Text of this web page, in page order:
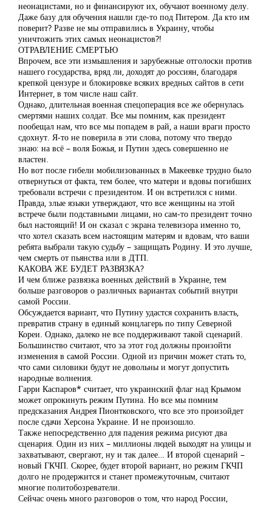
неонацистами, но и финансируют их, обучают военному делу.
Даже базу для обучения нашли где-то под Питером. Да кто им
поверит? Разве не мы отправились в Украину, чтобы
уничтожить этих самых неонацистов?!
ОТРАВЛЕНИЕ СМЕРТЬЮ
Впрочем, все эти измышления и зарубежные отголоски против
нашего государства, вряд ли, доходят до россиян, благодаря
крепкой цензуре и блокировке всяких вредных сайтов в сети
Интернет, в том числе наш сайт.
Однако, длительная военная спецоперация все же обернулась
смертями наших солдат. Все мы помним, как президент
пообещал нам, что все мы попадем в рай, а наши враги просто
сдохнут. Я-то не поверила в эти слова, потому что твердо
знаю: на всё – воля Божья, и Путин здесь совершенно не
властен.
Но вот после гибели мобилизованных в Макеевке трудно было
отвернуться от факта, тем более, что матери и вдовы погибших
требовали встречи с президентом. И он встретился с ними.
Правда, злые языки утверждают, что все женщины на этой
встрече были подставными лицами, но сам-то президент точно
был настоящий! И он сказал с экрана телевизора именно то,
что хотел сказать всем настоящим матерям и вдовам, что ваши
ребята выбрали такую судьбу – защищать Родину. И это лучше,
чем смерть от пьянства или в ДТП.
КАКОВА ЖЕ БУДЕТ РАЗВЯЗКА?
И чем ближе развязка военных действий в Украине, тем
больше разговоров о различных вариантах событий внутри
самой России.
Обсуждается вариант, что Путину удастся сохранить власть,
превратив страну в единый концлагерь по типу Северной
Кореи. Однако, далеко не все поддерживают такой сценарий.
Большинство считают, что за этот год должны произойти
изменения в самой России. Одной из причин может стать то,
что сами силовики будут не довольны и могут допустить
народные волнения.
Гарри Каспаров* считает, что украинский флаг над Крымом
может опрокинуть режим Путина. Но все мы помним
предсказания Андрея Пионтковского, что все это произойдет
после сдачи Херсона Украине. И не произошло.
Также непосредственно для падения режима рисуют два
сценария. Один из них – миллионы людей выходят на улицы и
захватывают, свергают, ну и так далее… И второй сценарий –
новый ГКЧП. Скорее, будет второй вариант, но режим ГКЧП
долго не продержится и станет промежуточным, считают
многие политобозреватели.
Сейчас очень много разговоров о том, что народ России,